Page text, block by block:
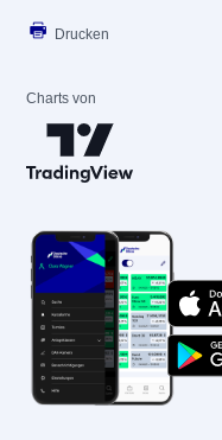
Drucken
Charts von